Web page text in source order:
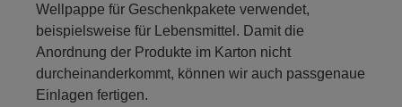
Wellpappe für Geschenkpakete verwendet,
beispielsweise für Lebensmittel. Damit die
Anordnung der Produkte im Karton nicht
durcheinanderkommt, können wir auch passgenaue
Einlagen fertigen.